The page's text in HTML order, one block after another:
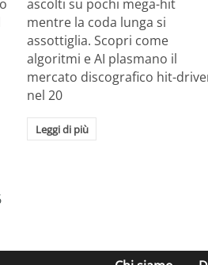
ascolti su pochi mega-hit
mentre la coda lunga si
assottiglia. Scopri come
algoritmi e AI plasmano il
mercato discografico hit-
nel 20
Leggi di più